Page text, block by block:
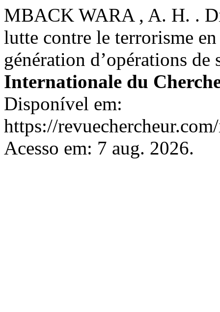
MBACK WARA , A. H. .
lutte contre le terrorisme
génération d’opérations
Internationale du
Disponível em:
https://
Acesso em: 7 aug. 2026.